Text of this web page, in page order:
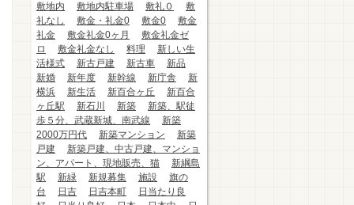
敷地内
敷地内駐車場 敷礼０
敷
礼なし
敷金・礼金0 敷金0
敷金
礼金
敷金礼金0ヶ月
敷金礼金ゼ
ロ
敷金礼金なし 料理
新しい生
活様式
新古戸建 新古車
新品
新婚
新年度 新幹線 新庁舎
新
横浜
新生活 新百合ヶ丘
新百合
ヶ丘駅
新石川 新築
新築、駅徒
歩５分、武蔵新城、南武線
新築
2000万円代
新築マンション
新築
戸建
新築戸建、中古戸建、マンショ
ン、アパート、現地販売、猫
新綱島
駅
新緑 新規募集 施設
旗の
台
日吉 日吉本町
日当たり良